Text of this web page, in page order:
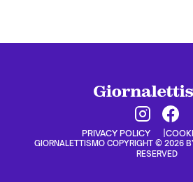
PRIVACY POLICY
GIORNALETTISMO COPYRIGHT © 2026
RESERVED